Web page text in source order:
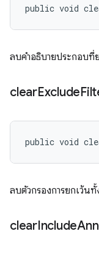
public void
ลบคำอธิบายประกอบ
clearExclude
public void
ลบตัวกรองการยกเว้
clearInclude